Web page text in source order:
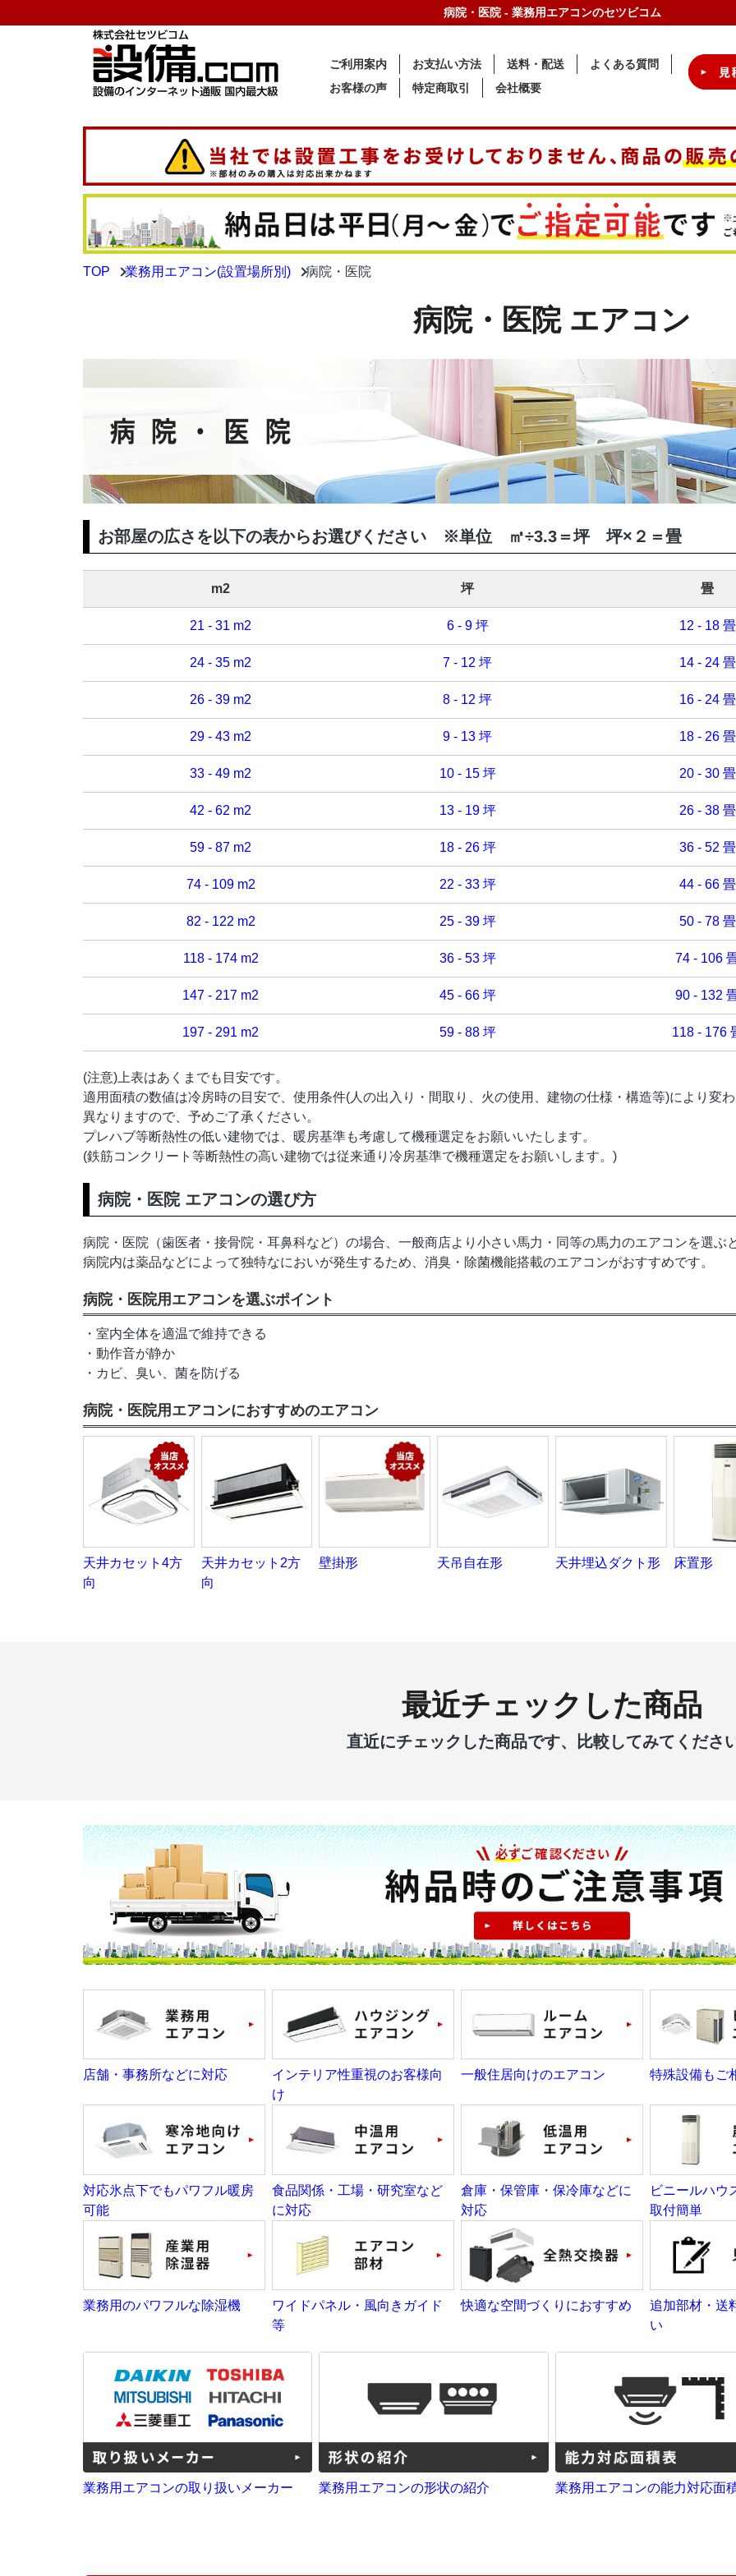
病院・医院 - 業務用エアコンのセツビコム
ご利用案内 お支払い方法 送料・配送
よくある質問
お客様の声
特定商取引 会社概要
TOP 業務用エアコン(設置場所別) 病院・医院
病院・医院 エアコン
お部屋の広さを以下の表からお選びください ※単位 ㎡÷3.3＝坪 坪×２＝畳
m2 坪 畳
21 - 31 m2 6 - 9 坪 12 - 18 畳
24 - 35 m2 7 - 12 坪 14 - 24 畳
26 - 39 m2 8 - 12 坪 16 - 24 畳
29 - 43 m2 9 - 13 坪 18 - 26 畳
33 - 49 m2 10 - 15 坪 20 - 30 畳
42 - 62 m2 13 - 19 坪 26 - 38 畳
59 - 87 m2 18 - 26 坪 36 - 52 畳
74 - 109 m2 22 - 33 坪 44 - 66 畳
82 - 122 m2 25 - 39 坪 50 - 78 畳
118 - 174 m2 36 - 53 坪 74 - 106
147 - 217 m2 45 - 66 坪 90 - 132
197 - 291 m2 59 - 88 坪 118 - 176
(注意)上表はあくまでも目安です。
適用面積の数値は冷房時の目安で、使用条件(人の出入り・間取り、火の使用、建物の仕様・構造等)により変
異なりますので、予めご了承ください。
プレハブ等断熱性の低い建物では、暖房基準も考慮して機種選定をお願いいたします。
(鉄筋コンクリート等断熱性の高い建物では従来通り冷房基準で機種選定をお願いします。)
病院・医院 エアコンの選び方
病院・医院（歯医者・接骨院・耳鼻科など）の場合、一般商店より小さい馬力・同等の馬力のエアコンを選ぶ
病院内は薬品などによって独特なにおいが発生するため、消臭・除菌機能搭載のエアコンがおすすめです。
病院・医院用エアコンを選ぶポイント
・室内全体を適温で維持できる
・動作音が静か
・カビ、臭い、菌を防げる
病院・医院用エアコンにおすすめのエアコン
天井カセット4方
向
天井カセット2方
向
壁掛形 天吊自在形 天井埋込ダクト形 床置形
最近チェックした商品
直近にチェックした商品です、比較してみてくださ
店舗・事務所などに対応
インテリア性重視のお客様向
け
一般住居向けのエアコン 特殊設備もご
対応氷点下でもパワフル暖房
可能
食品関係・工場・研究室など
に対応
倉庫・保管庫・保冷庫などに
対応
ビニールハウ
取付簡単
業務用のパワフルな除湿機
ワイドパネル・風向きガイド
等
快適な空間づくりにおすすめ
追加部材・送
い
業務用エアコンの取り扱いメーカー 業務用エアコンの形状の紹介 業務用エアコンの能力対応面